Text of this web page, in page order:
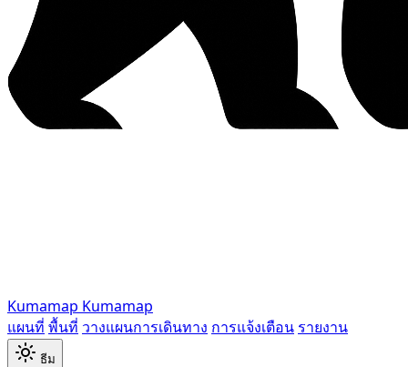
Kumamap Kumamap
แผนที่ พื้นที่ วางแผนการเดินทาง การแจ้งเตือน รายงาน
ธีม